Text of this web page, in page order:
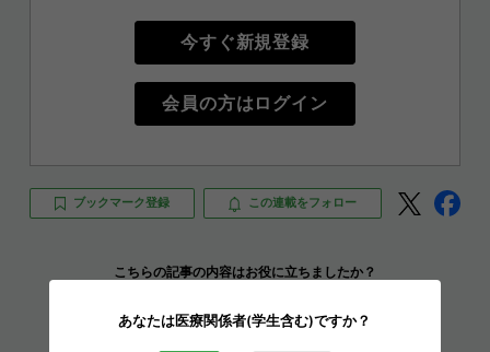
今すぐ新規登録
会員の方はログイン
ブックマーク登録 この連載をフォロー
こちらの記事の内容はお役に立ちましたか？
役立った！ 9
あなたは医療関係者(学生含む)ですか？